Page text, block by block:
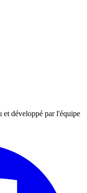
développé par l'équipe